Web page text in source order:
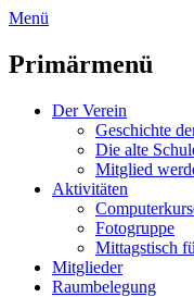
zum
überspringen
Menü
Primärmenü
Der Verein
Geschichte
Die alte
Mitglied
Aktivitäten
Fotogruppe
Mittagstisch
Mitglieder
Raumbelegung